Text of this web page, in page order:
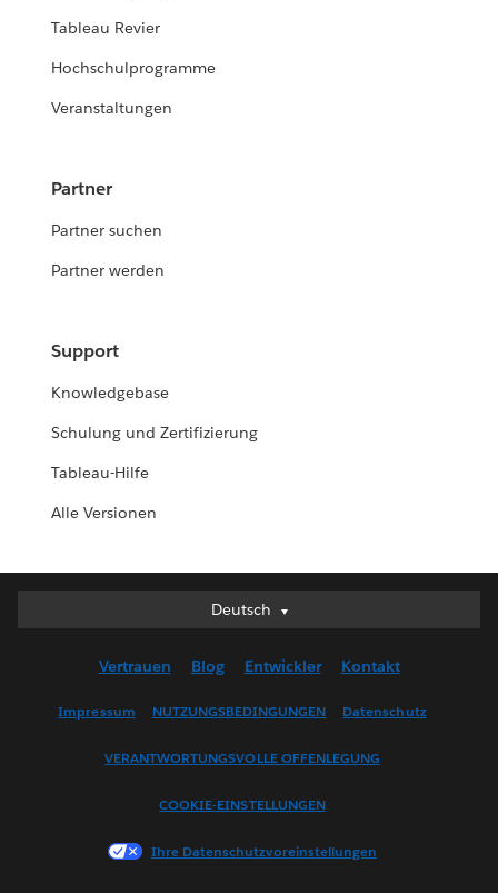
Tableau Revier
Hochschulprogramme
Veranstaltungen
Partner
Partner suchen
Partner werden
Support
Knowledgebase
Schulung und Zertifizierung
Tableau-Hilfe
Alle Versionen
Deutsch
Deutsch
English (US)
Français (France)
한국어
Vertrauen Blog Entwickler Kontakt
Impressum NUTZUNGSBEDINGUNGEN Datenschutz
VERANTWORTUNGSVOLLE OFFENLEGUNG
COOKIE-EINSTELLUNGEN
Ihre Datenschutzvoreinstellungen